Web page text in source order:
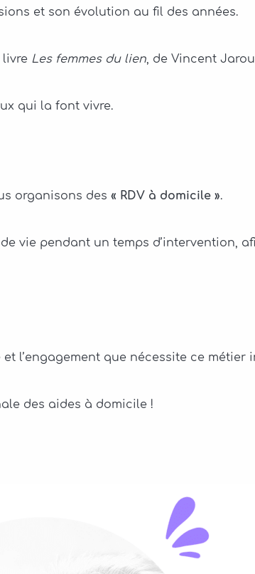
et son évolution au fil des années.
livre Les femmes du lien, de Vincent
qui la font vivre.
organisons des « RDV à domicile ».
vie pendant un temps d’intervention,
l’engagement que nécessite ce
des aides à domicile !